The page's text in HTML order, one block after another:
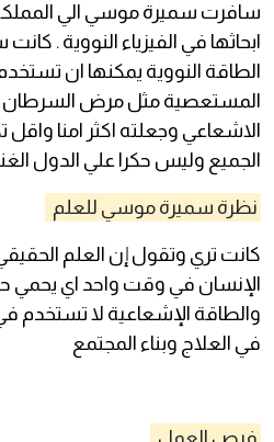
سافرت سميرة موسي الي
ابحاثها في الفيزياء النووية .
الطاقة النووية يمكنها ان
المستعصية مثل مرض
الاشعاعي وجعلته اكثر امنا
الجميع وليس حكرا علي الدول
نظرة سميرة موسي للعلم
كانت تري وتقول إن العلم
الإنسان في وقت واحد اي يحمي
والطاقة الإشعاعية لا تستخدم
في العلاج وبناء المجتمع
فرص العمل